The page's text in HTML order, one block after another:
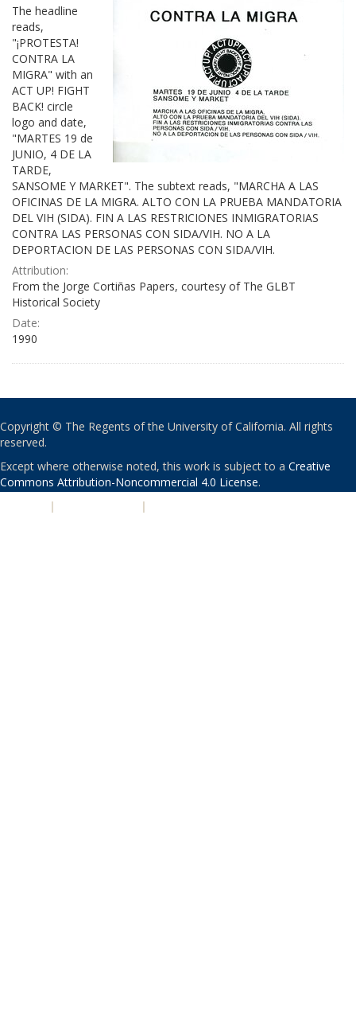
The headline
reads,
"¡PROTESTA!
CONTRA LA
MIGRA" with an
ACT UP! FIGHT
BACK! circle
logo and date,
"MARTES 19 de
JUNIO, 4 DE LA
TARDE,
SANSOME Y MARKET". The subtext reads, "MARCHA A LAS
OFICINAS DE LA MIGRA. ALTO CON LA PRUEBA MANDATORIA
DEL VIH (SIDA). FIN A LAS RESTRICIONES INMIGRATORIAS
CONTRA LAS PERSONAS CON SIDA/VIH. NO A LA
DEPORTACION DE LAS PERSONAS CON SIDA/VIH.
Attribution:
From the Jorge Cortiñas Papers, courtesy of The GLBT
Historical Society
Date:
1990
Copyright © The Regents of the University of California. All rights
reserved.
Except where otherwise noted, this work is subject to a Creative
Commons Attribution-Noncommercial 4.0 License.
| |